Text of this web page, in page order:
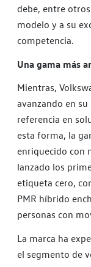
debe, entre
modelo y a su
competencia.
Una gama más
Mientras,
avanzando en
referencia en
esta forma, la
enriquecido con
lanzado los
etiqueta cero,
PMR híbrido
personas con
La marca ha
el segmento de